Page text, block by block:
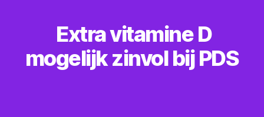
Extra vitamine D
mogelijk zinvol bij PDS